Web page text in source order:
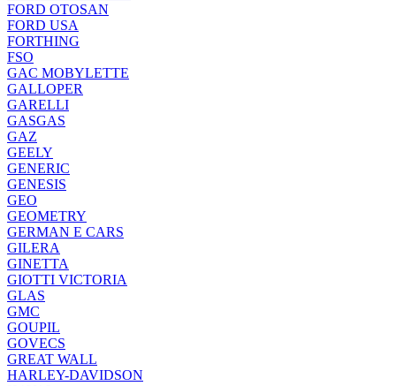
FORD OTOSAN
FORD USA
FORTHING
FSO
GAC MOBYLETTE
GALLOPER
GARELLI
GASGAS
GAZ
GEELY
GENERIC
GENESIS
GEO
GEOMETRY
GERMAN E CARS
GILERA
GINETTA
GIOTTI VICTORIA
GLAS
GMC
GOUPIL
GOVECS
GREAT WALL
HARLEY-DAVIDSON